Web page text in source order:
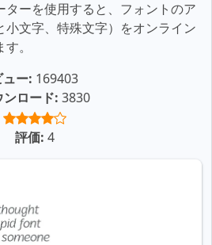
ターを使用すると、フォントのア
小文字、特殊文字）をオンライン
。
ュー: 169403
ンロード: 3830
評価: 4